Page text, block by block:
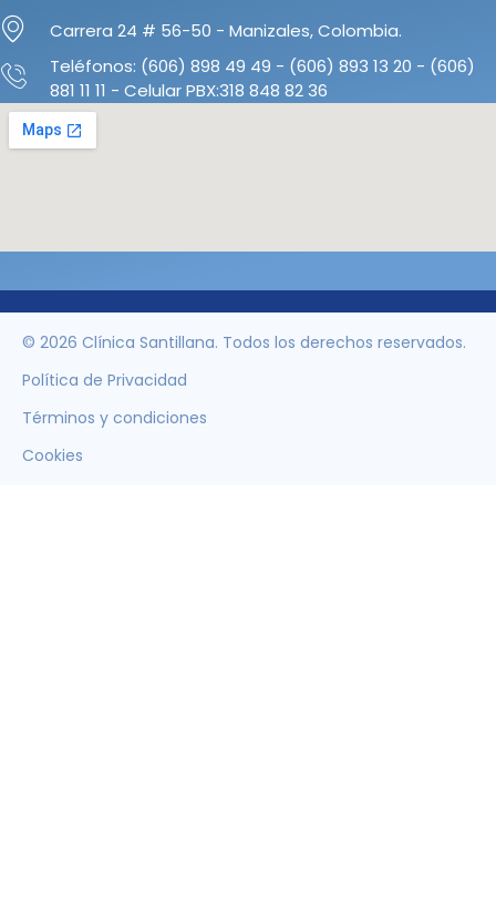
Carrera 24 # 56-50 - Manizales, Colombia.
Teléfonos: (606) 898 49 49 - (606) 893 13 20 - (606)
881 11 11 - Celular PBX:318 848 82 36
© 2026 Clínica Santillana. Todos los derechos reservados.
Política de Privacidad
Términos y condiciones
Cookies